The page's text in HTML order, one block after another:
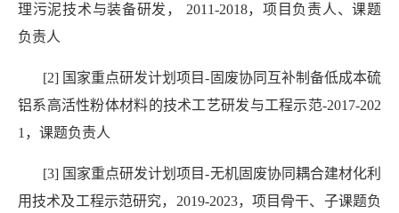
理污泥技术与装备研发， 2011-2018，项目负责人、课题
负责人
[2] 国家重点研发计划项目-固废协同互补制备低成本硫
铝系高活性粉体材料的技术工艺研发与工程示范-2017-202
1，课题负责人
[3] 国家重点研发计划项目-无机固废协同耦合建材化利
用技术及工程示范研究，2019-2023，项目骨干、子课题负